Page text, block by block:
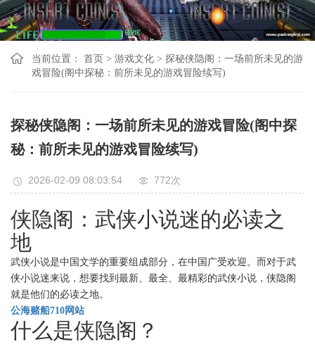
当前位置： 首页 > 游戏文化 > 探秘侠隐阁：一场前所未见的游
戏冒险(阁中探秘：前所未见的游戏冒险续写)
探秘侠隐阁：一场前所未见的游戏冒险(阁中探
秘：前所未见的游戏冒险续写)
2026-02-09 08:03:54 772次
侠隐阁：武侠小说迷的必读之
地
武侠小说是中国文学的重要组成部分，在中国广受欢迎。而对于武
侠小说迷来说，想要找到最新、最全、最精彩的武侠小说，侠隐阁
就是他们的必读之地。
公海赌船710网站
什么是侠隐阁？